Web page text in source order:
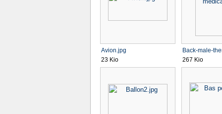
Avion.jpg
23 Kio
Back-male-
267 Kio